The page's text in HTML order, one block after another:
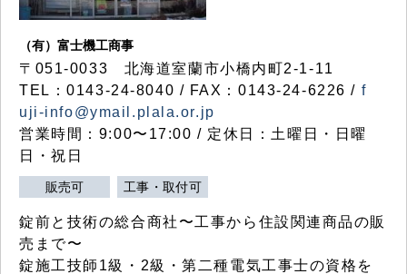
（有）富士機工商事
〒051-0033 北海道室蘭市小橋内町2-1-11
TEL：0143-24-8040 / FAX：0143-24-6226 / f
uji-info@ymail.plala.or.jp
営業時間：9:00〜17:00 / 定休日：土曜日・日曜
日・祝日
販売可 工事・取付可
錠前と技術の総合商社〜工事から住設関連商品の販
売まで〜
錠施工技師1級・2級・第二種電気工事士の資格を